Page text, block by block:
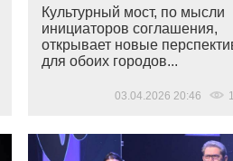
Культурный мост, по мысли
инициаторов соглашения,
открывает новые
для обоих городов...
03.04.2026 20:46